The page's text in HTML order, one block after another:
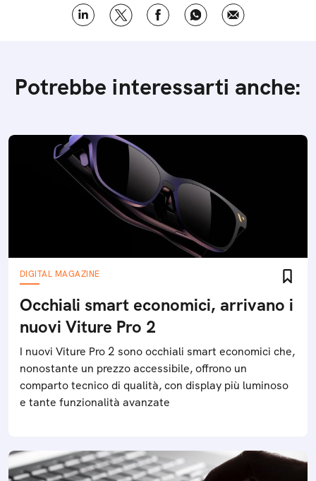
Potrebbe interessarti anche:
DIGITAL MAGAZINE
Occhiali smart economici, arrivano i
nuovi Viture Pro 2
I nuovi Viture Pro 2 sono occhiali smart economici che,
nonostante un prezzo accessibile, offrono un
comparto tecnico di qualità, con display più luminoso
e tante funzionalità avanzate